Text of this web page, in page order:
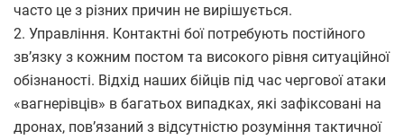
часто це з різних причин не вирішується.
2. Управління. Контактні бої потребують постійного
зв’язку з кожним постом та високого рівня ситуаційної
обізнаності. Відхід наших бійців під час чергової атаки
«вагнерівців» в багатьох випадках, які зафіксовані на
дронах, пов’язаний з відсутністю розуміння тактичної